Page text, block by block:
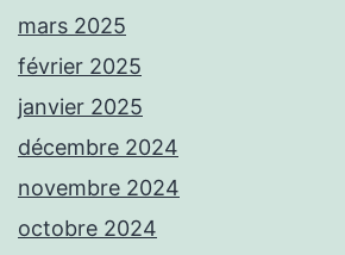
mars 2025
février 2025
janvier 2025
décembre 2024
novembre 2024
octobre 2024